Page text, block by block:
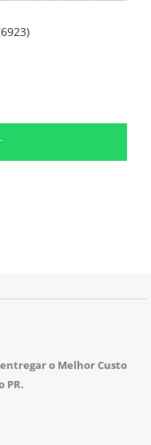
entregar o Melhor Custo
PR.